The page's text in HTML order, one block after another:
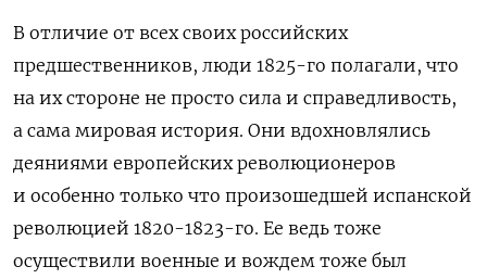
В отличие от всех своих российских
предшественников, люди 1825-го полагали, что
на их стороне не просто сила и справедливость,
а сама мировая история. Они вдохновлялись
деяниями европейских революционеров
и особенно только что произошедшей испанской
революцией 1820-1823-го. Ее ведь тоже
осуществили военные и вождем тоже был